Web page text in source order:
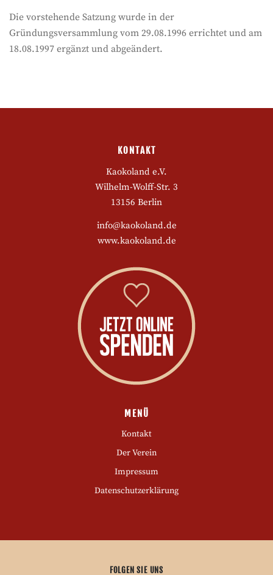
Die vorstehende Satzung wurde in der
Gründungsversammlung vom 29.08.1996 errichtet und am
18.08.1997 ergänzt und abgeändert.
KONTAKT
Kaokoland e.V.
Wilhelm-Wolff-Str. 3
13156 Berlin
info@kaokoland.de
www.kaokoland.de
MENÜ
Kontakt
Der Verein
Impressum
Datenschutzerklärung
FOLGEN SIE UNS